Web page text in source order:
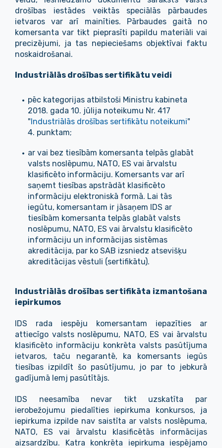
drošības iestādes veiktās speciālās pārbaudes
ietvaros var arī mainīties. Pārbaudes gaitā no
komersanta var tikt pieprasīti papildu materiāli vai
precizējumi, ja tas nepieciešams objektīvai faktu
noskaidrošanai.
Industriālās drošības sertifikātu veidi
pēc kategorijas atbilstoši Ministru kabineta
2018. gada 10. jūlija noteikumu Nr. 417
"Industriālās drošības sertifikātu noteikumi"
4. punktam;
ar vai bez tiesībām komersanta telpās glabāt
valsts noslēpumu, NATO, ES vai ārvalstu
klasificēto informāciju. Komersants var arī
saņemt tiesības apstrādāt klasificēto
informāciju elektroniskā formā. Lai tās
iegūtu, komersantam ir jāsaņem IDS ar
tiesībām komersanta telpās glabāt valsts
noslēpumu, NATO, ES vai ārvalstu klasificēto
informāciju un informācijas sistēmas
akreditācija, par ko SAB izsniedz atsevišķu
akreditācijas vēstuli (sertifikātu).
Industriālās drošības sertifikāta izmantošana
iepirkumos
IDS rada iespēju komersantam iepazīties ar
attiecīgo valsts noslēpumu, NATO, ES vai ārvalstu
klasificēto informāciju konkrēta valsts pasūtījuma
ietvaros, taču negarantē, ka komersants iegūs
tiesības izpildīt šo pasūtījumu, jo par to jebkurā
gadījumā lemj pasūtītājs.
IDS neesamība nevar tikt uzskatīta par
ierobežojumu piedalīties iepirkuma konkursos, ja
iepirkuma izpilde nav saistīta ar valsts noslēpuma,
NATO, ES vai ārvalstu klasificētās informācijas
aizsardzību. Katra konkrēta iepirkuma iespējamo